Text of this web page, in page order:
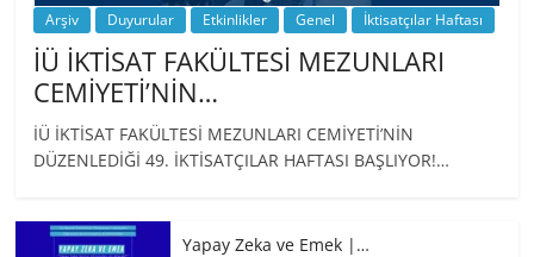
Arşiv Duyurular Etkinlikler Genel İktisatçılar Haftası
İÜ İKTİSAT FAKÜLTESİ MEZUNLARI
CEMİYETİ’NİN…
İÜ İKTİSAT FAKÜLTESİ MEZUNLARI CEMİYETİ’NİN
DÜZENLEDİĞİ 49. İKTİSATÇILAR HAFTASI BAŞLIYOR!…
Yapay Zeka ve Emek |…